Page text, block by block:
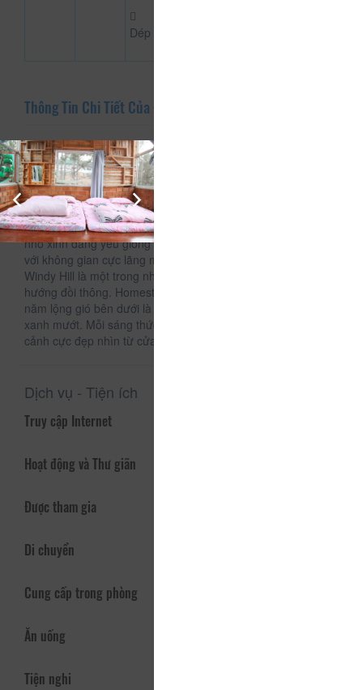
Dép
Thông Tin Chi Tiết Của Đồi Lộng Gió
Mô tả
Nằm cách trung tâm thành phố Đà Lạt khoảng 3km, Windy
Hill là homestay Đà Lạt có view đẹp cực thích hợp với những
bạn thích nghỉ dưỡng và có sở thích chụp hình. Windy Hill
gây thương nhớ cho du khách đến đây bằng chính lối thiết kế
nhỏ xinh đáng yêu giống như một thị trấn nhỏ của miền Tây
với không gian cực lãng mạn.
Windy Hill là một trong những homestay Đà Lạt có view đẹp
hướng đồi thông. Homestay nằm trên một ngọn đồi quanh
năm lộng gió bên dưới là thung lũng nhỏ với hàng thông
xanh mướt. Mỗi sáng thức dậy bạn sẽ cảm nhận một khung
cảnh cực đẹp nhìn từ cửa sổ của phòng.
Dịch vụ - Tiện ích
Truy cập Internet
Hoạt động và Thư giãn
Được tham gia
Di chuyển
Cung cấp trong phòng
Ăn uống
Tiện nghi